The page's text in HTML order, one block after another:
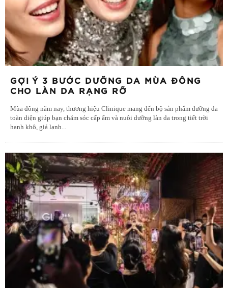
GỢI Ý 3 BƯỚC DƯỠNG DA MÙA ĐÔNG
CHO LÀN DA RẠNG RỠ
Mùa đông năm nay, thương hiệu Clinique mang đến bộ sản phẩm dưỡng da
toàn diện giúp bạn chăm sóc cấp ẩm và nuôi dưỡng làn da trong tiết trời
hanh khô, giá lạnh